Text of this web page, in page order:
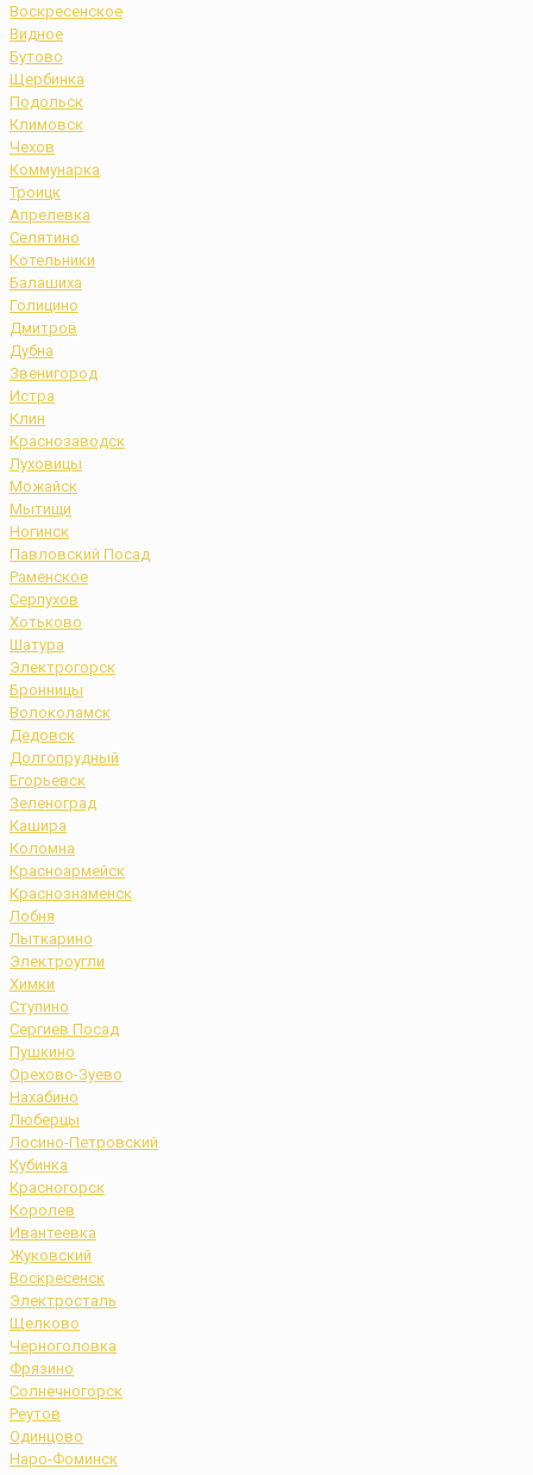
Воскресенское
Видное
Бутово
Щербинка
Подольск
Климовск
Чехов
Коммунарка
Троицк
Апрелевка
Селятино
Котельники
Балашиха
Голицино
Дмитров
Дубна
Звенигород
Истра
Клин
Краснозаводск
Луховицы
Можайск
Мытищи
Ногинск
Павловский Посад
Раменское
Серпухов
Хотьково
Шатура
Электрогорск
Бронницы
Волоколамск
Дедовск
Долгопрудный
Егорьевск
Зеленоград
Кашира
Коломна
Красноармейск
Краснознаменск
Лобня
Лыткарино
Электроугли
Химки
Ступино
Сергиев Посад
Пушкино
Орехово-Зуево
Нахабино
Люберцы
Лосино-Петровский
Кубинка
Красногорск
Королев
Ивантеевка
Жуковский
Воскресенск
Электросталь
Щелково
Черноголовка
Фрязино
Солнечногорск
Реутов
Одинцово
Наро-Фоминск